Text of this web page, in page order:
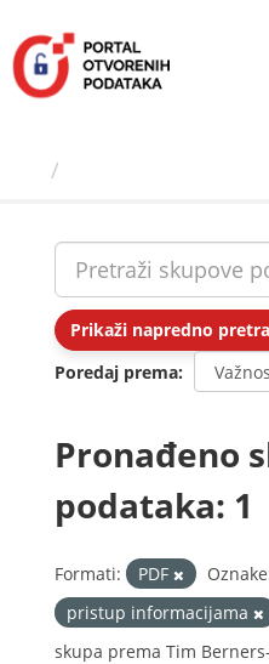
sadržaj
Prikaži napredno
Poredaj prema
Pronađeno
podataka: 1
Formati: PDF
pristup informacijama
skupa prema Tim